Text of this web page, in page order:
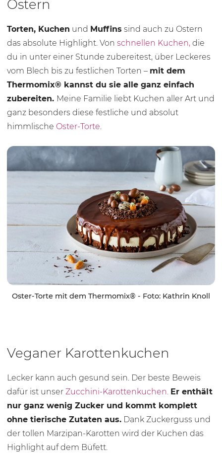
Ostern
Torten, Kuchen und Muffins sind auch zu Ostern
das absolute Highlight. Von schnellen Kuchen, die
du in unter einer Stunde zubereitest, über Leckeres
vom Blech bis zu festlichen Torten – mit dem
Thermomix® kannst du sie alle ganz einfach
zubereiten. Meine Familie liebt Kuchen aller Art und
ganz besonders diese festliche und absolut
himmlische Oster-Torte.
Oster-Torte mit dem Thermomix® - Foto: Kathrin Knoll
Veganer Karottenkuchen
Lecker kann auch gesund sein. Der beste Beweis
dafür ist unser Zucchini-Karottenkuchen. Er enthält
nur ganz wenig Zucker und kommt komplett
ohne tierische Zutaten aus. Dank Zuckerguss und
der tollen Marzipan-Karotten wird der Kuchen das
Highlight auf dem Büfett.